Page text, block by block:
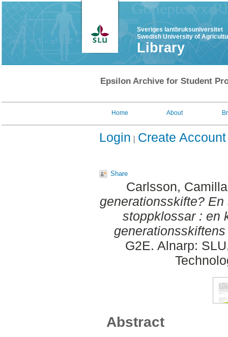
Sveriges lantbruksuniversitet
Swedish University of
Library
Epsilon Archive for Student
Home About
Login Create Account
Share
Carlsson, Camilla
generationsskifte?
stoppklossar : en
G2E. Alnarp:
Abstract